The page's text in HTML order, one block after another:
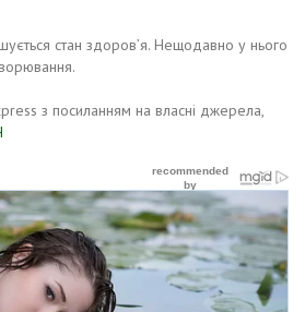
стан здоров’я. Нещодавно у нього
з посиланням на власні джерела,